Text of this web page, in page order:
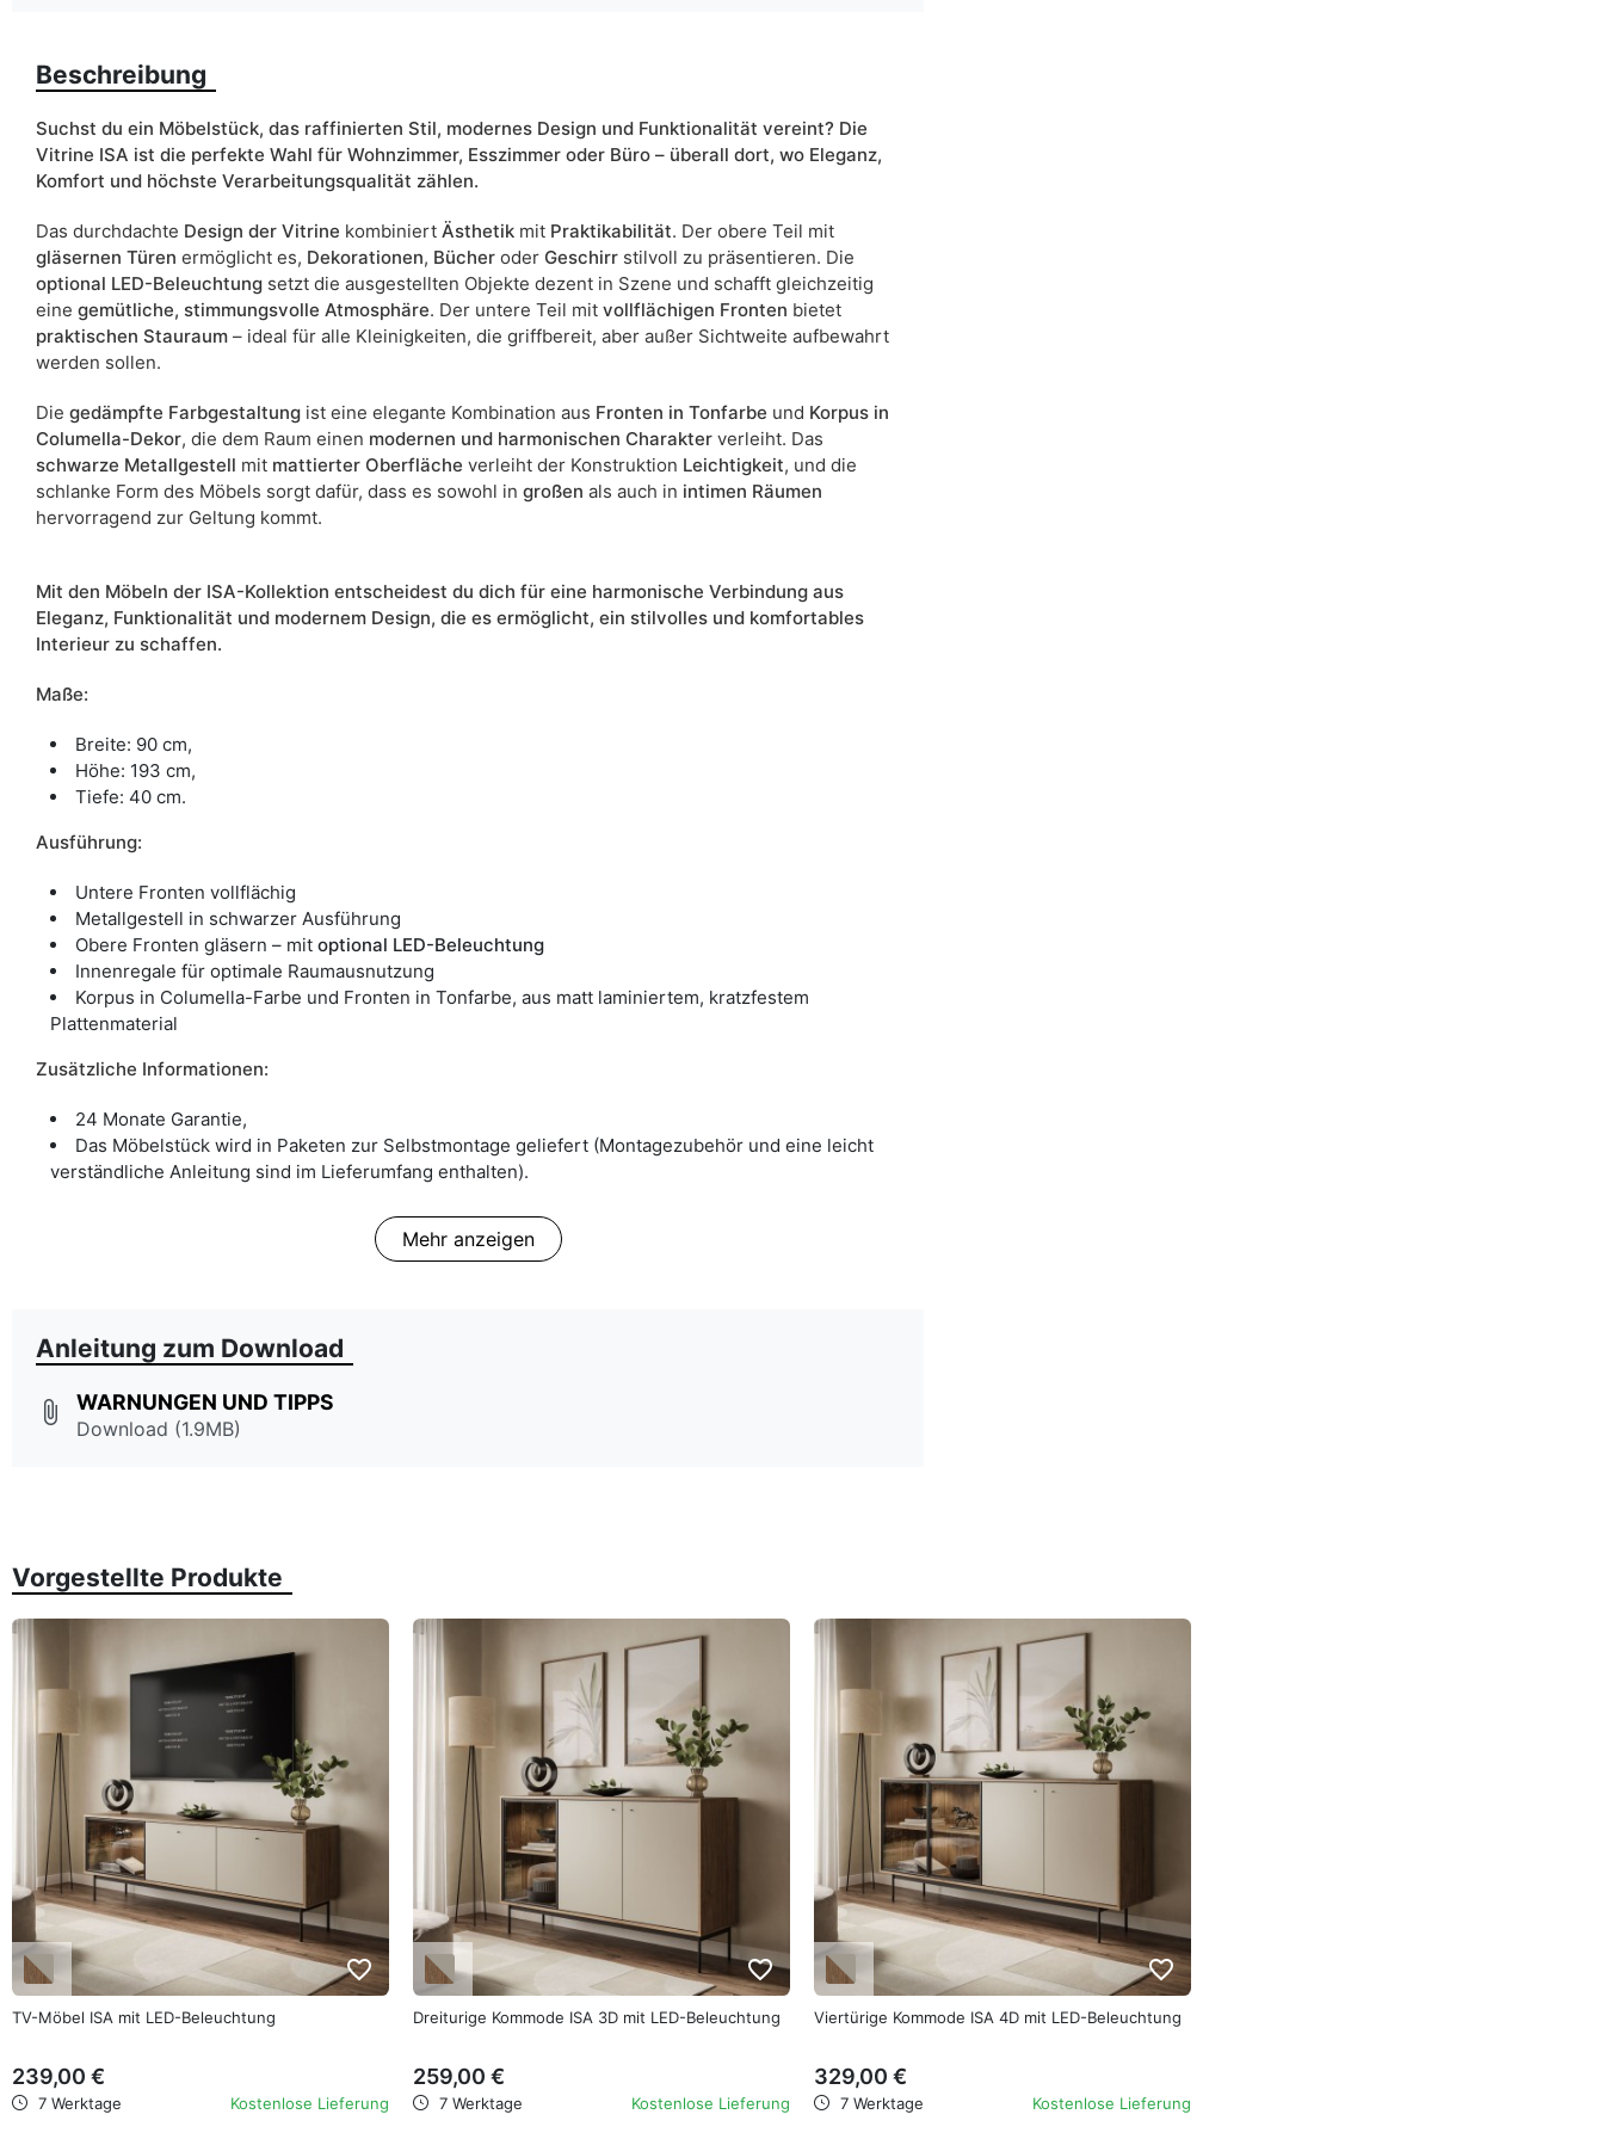
ean13
Liefertermin: 7 Werktage
Aufgrund des Produktionsprozesses und der Materialeigenschaften sind Maßabweichungen von +/- 2–3 cm möglich.
Beschreibung
Suchst du ein Möbelstück, das raffinierten Stil, modernes Design und Funktionalität vereint? Die
Vitrine ISA ist die perfekte Wahl für Wohnzimmer, Esszimmer oder Büro – überall dort, wo Eleganz,
Komfort und höchste Verarbeitungsqualität zählen.
Das durchdachte Design der Vitrine kombiniert Ästhetik mit Praktikabilität. Der obere Teil mit
gläsernen Türen ermöglicht es, Dekorationen, Bücher oder Geschirr stilvoll zu präsentieren. Die
optional LED-Beleuchtung setzt die ausgestellten Objekte dezent in Szene und schafft gleichzeitig
eine gemütliche, stimmungsvolle Atmosphäre. Der untere Teil mit vollflächigen Fronten bietet
praktischen Stauraum – ideal für alle Kleinigkeiten, die griffbereit, aber außer Sichtweite aufbewahrt
werden sollen.
Die gedämpfte Farbgestaltung ist eine elegante Kombination aus Fronten in Tonfarbe und Korpus in
Columella-Dekor, die dem Raum einen modernen und harmonischen Charakter verleiht. Das
schwarze Metallgestell mit mattierter Oberfläche verleiht der Konstruktion Leichtigkeit, und die
schlanke Form des Möbels sorgt dafür, dass es sowohl in großen als auch in intimen Räumen
hervorragend zur Geltung kommt.
Mit den Möbeln der ISA-Kollektion entscheidest du dich für eine harmonische Verbindung aus
Eleganz, Funktionalität und modernem Design, die es ermöglicht, ein stilvolles und komfortables
Interieur zu schaffen.
Maße:
Breite: 90 cm,
Höhe: 193 cm,
Tiefe: 40 cm.
Ausführung:
Untere Fronten vollflächig
Metallgestell in schwarzer Ausführung
Obere Fronten gläsern – mit optional LED-Beleuchtung
Innenregale für optimale Raumausnutzung
Korpus in Columella-Farbe und Fronten in Tonfarbe, aus matt laminiertem, kratzfestem
Plattenmaterial
Zusätzliche Informationen:
24 Monate Garantie,
Das Möbelstück wird in Paketen zur Selbstmontage geliefert (Montagezubehör und eine leicht
verständliche Anleitung sind im Lieferumfang enthalten).
Mehr anzeigen
Anleitung zum Download
attach_file WARNUNGEN UND TIPPS
Download (1.9MB)
Vorgestellte Produkte
favorite_border
TV-Möbel ISA mit LED-Beleuchtung
239,00 €
7 Werktage Kostenlose Lieferung
favorite_border
Dreiturige Kommode ISA 3D mit LED-Beleuchtung
259,00 €
7 Werktage Kostenlose Lieferung
favorite_border
Vier­türige Kommode ISA 4D mit LED-Beleuchtung
329,00 €
7 Werktage Kostenlose Lieferung